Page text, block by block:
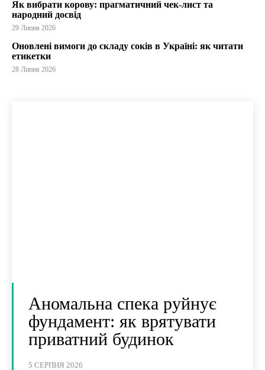
Як вибрати корову: прагматичний чек-лист та
народний досвід
29 Липня 2026
Оновлені вимоги до складу соків в Україні: як читати
етикетки
28 Липня 2026
Аномальна спека руйнує
фундамент: як врятувати
приватний будинок
5 СЕРПНЯ 2026